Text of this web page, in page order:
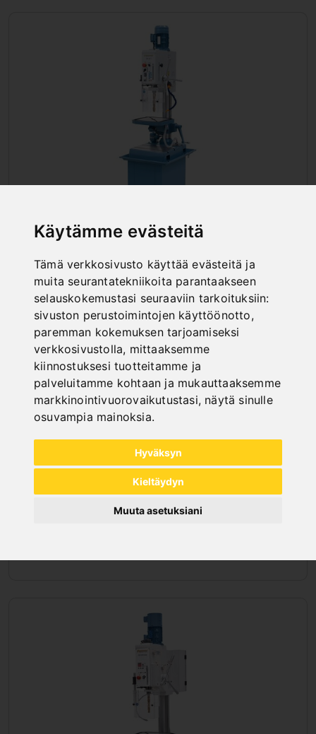
Käytämme evästeitä
Tämä verkkosivusto käyttää evästeitä ja
muita seurantatekniikoita parantaakseen
selauskokemustasi seuraaviin tarkoituksiin:
sivuston perustoimintojen käyttöönotto,
paremman kokemuksen tarjoamiseksi
verkkosivustolla, mittaaksemme
kiinnostuksesi tuotteitamme ja
palveluitamme kohtaan ja mukauttaaksemme
markkinointivuorovaikutustasi, näytä sinulle
osuvampia mainoksia.
Hyväksyn
Kieltäydyn
Muuta asetuksiani
HAMMASRATASVETOISET PENKKI-
JA PYLVÄSPORAKONEET